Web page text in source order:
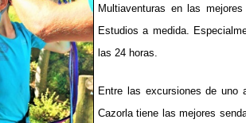
Multiaventuras en las
Estudios a medida.
las 24 horas.
Entre las excursiones de uno
Cazorla tiene las mejores